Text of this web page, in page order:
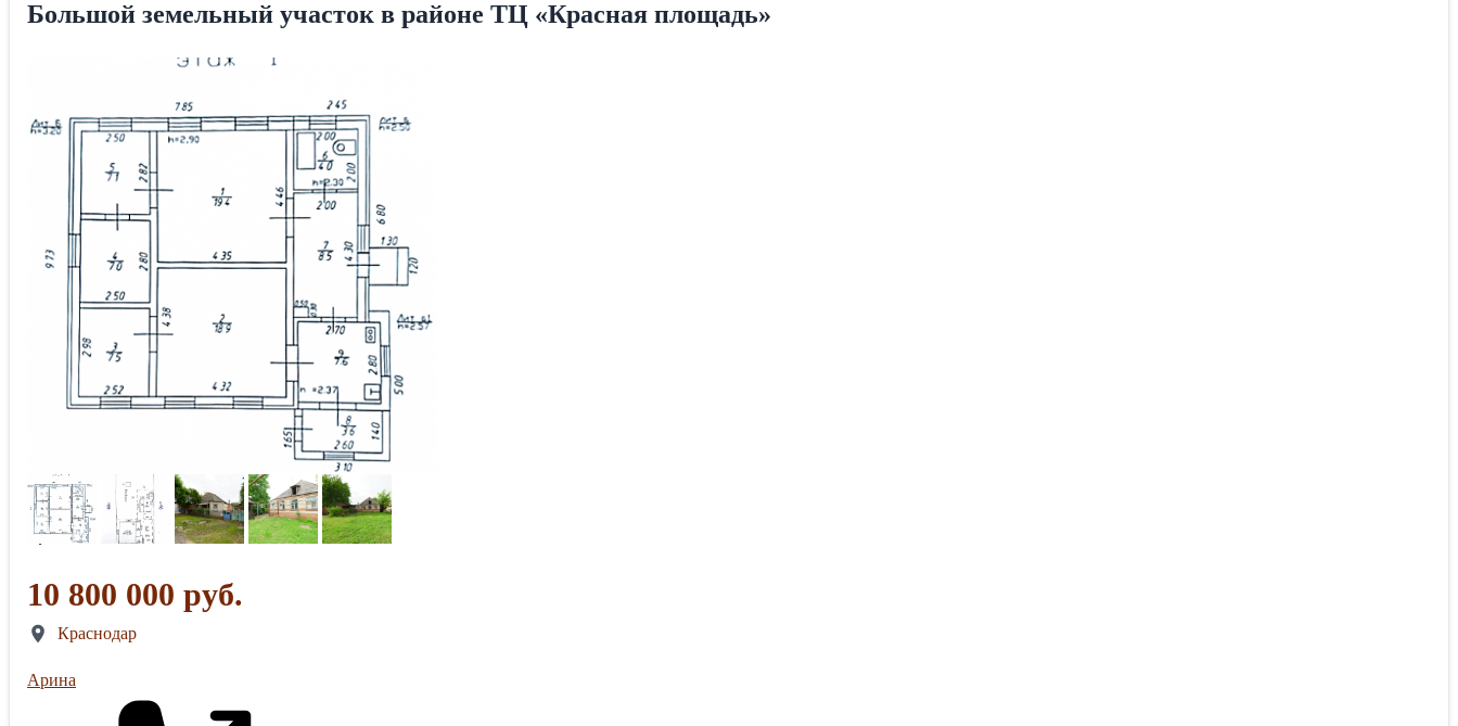
Большой земельный участок в районе ТЦ «Красная площадь»
10 800 000 руб.
Краснодар
Арина